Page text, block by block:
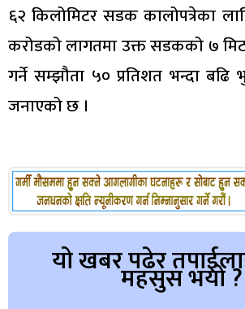
६२ किलोमिटर सडक कालोपत्रेका
करोडको लागतमा उक्त सडकको ७
गर्ने सम्झौता ५० प्रतिशत भन्दा बढि
जनाएको छ ।
यो खबर पढेरमहसुस भयो ?